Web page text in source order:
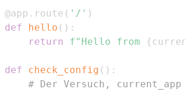
@app . route ( '/' )
def
hello ( ) :
return
f"Hello from {
def check_config ( ) :
# Der Versuch,